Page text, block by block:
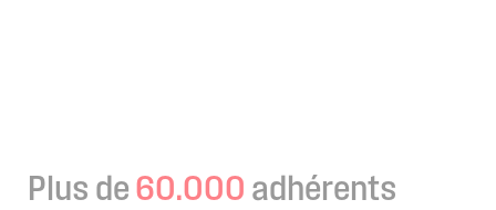
Plus de 60.000 adhérents